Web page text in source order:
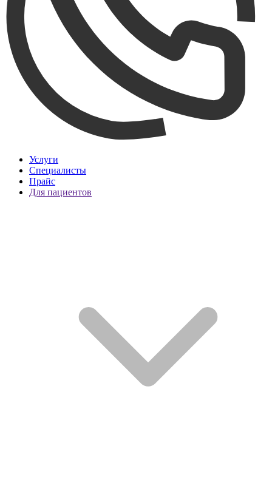
Услуги
Специалисты
Прайс
Для пациентов